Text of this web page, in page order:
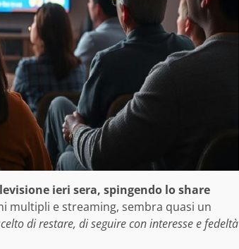
ieri sera, spingendo lo share
multipli e streaming, sembra quasi un
di restare, di seguire con interesse e fedeltà